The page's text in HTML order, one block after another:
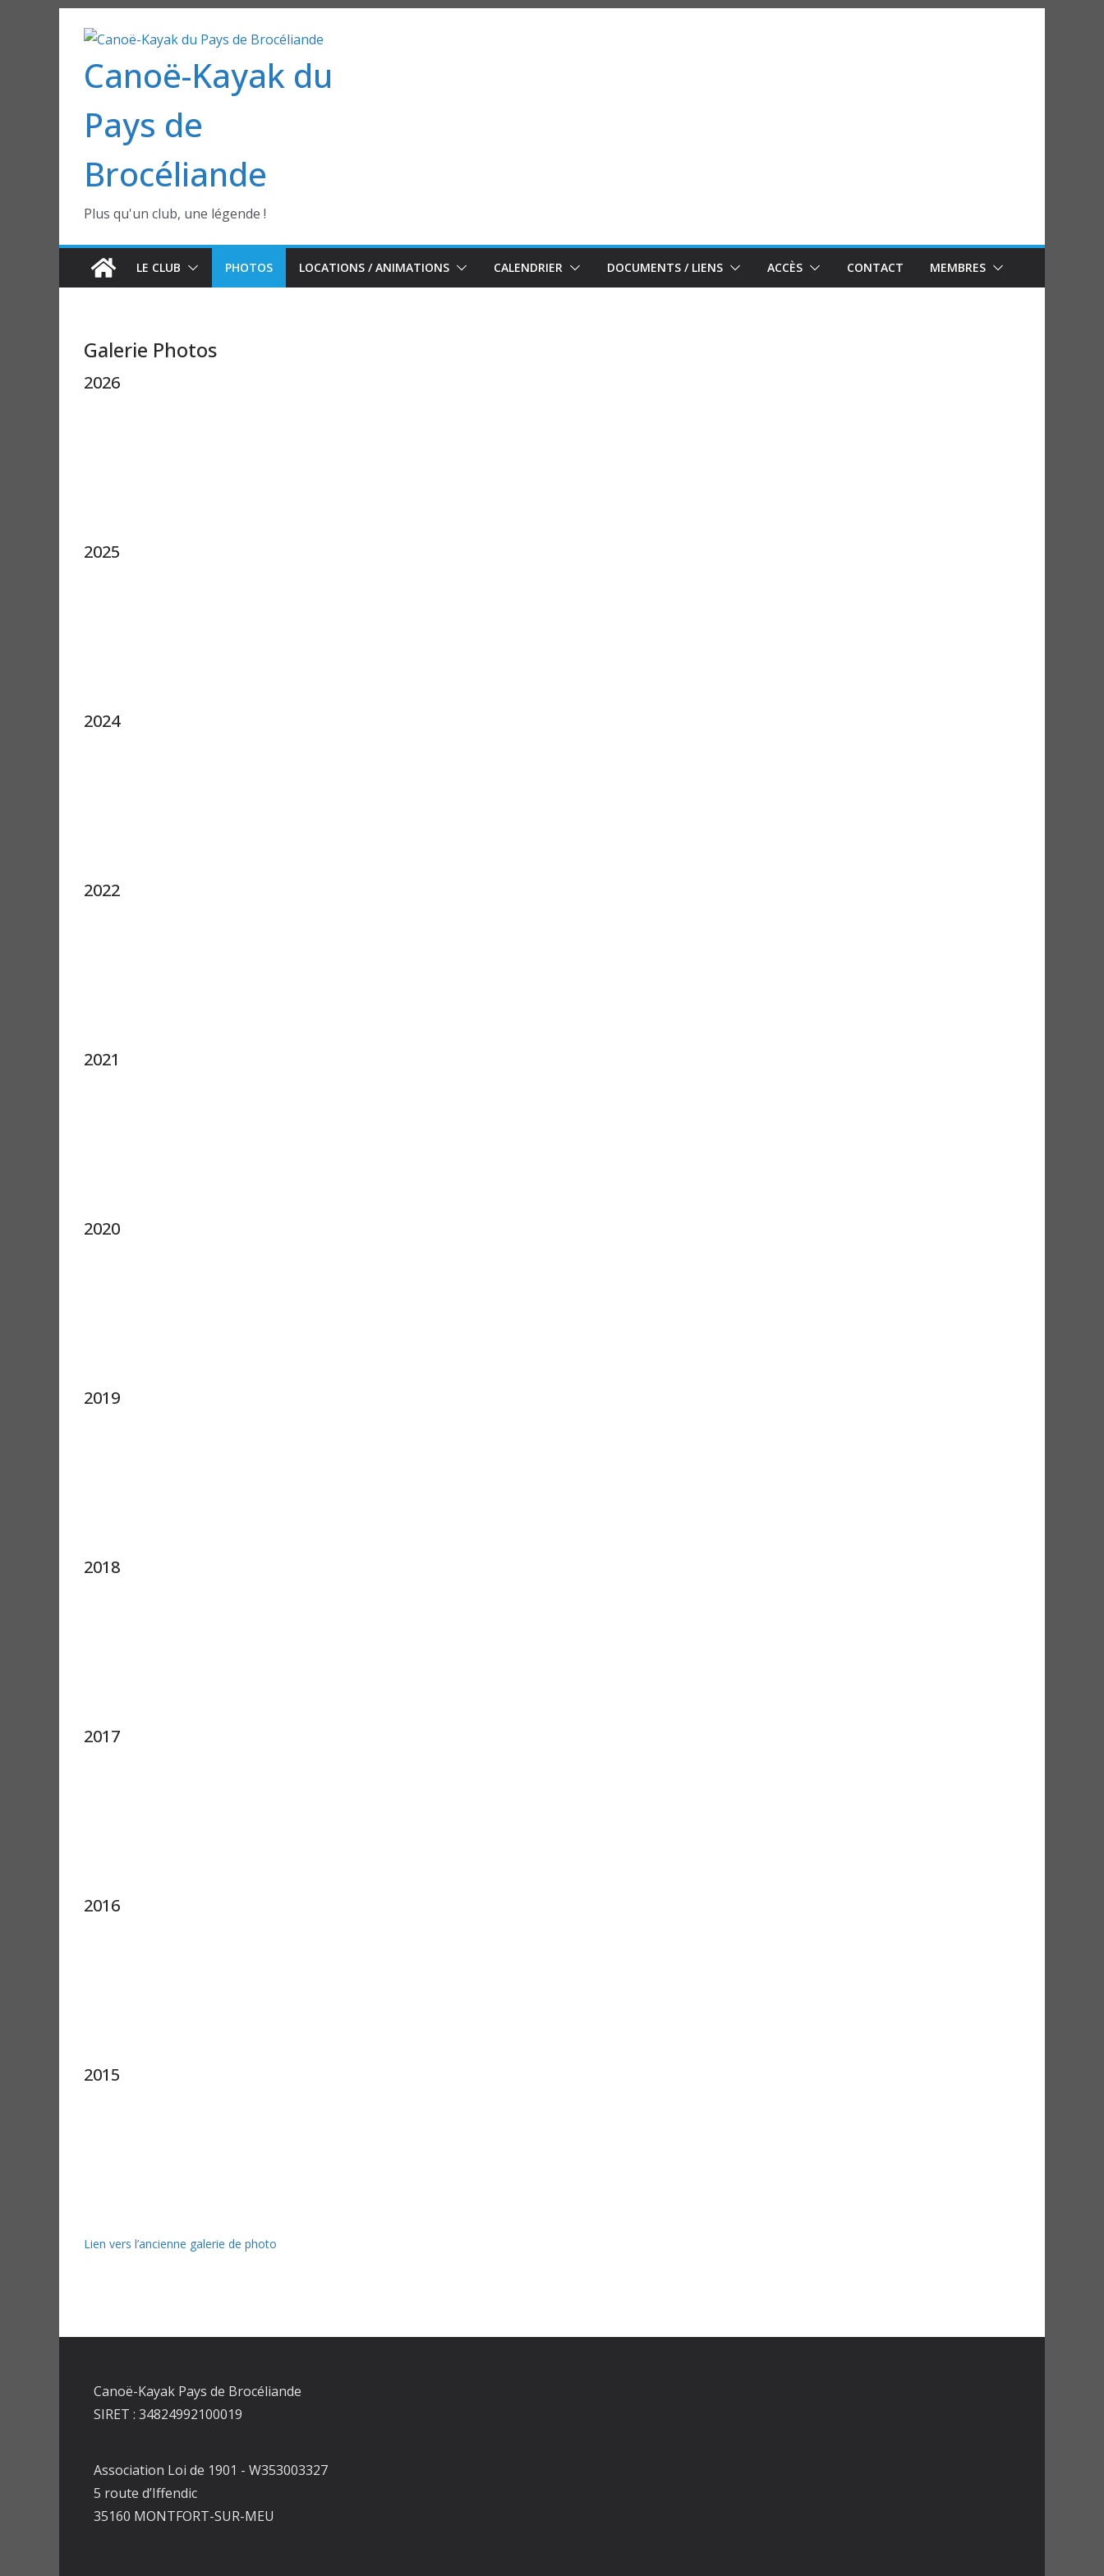
contenuCanoë-Kayak du
Pays de
Brocéliande
Plus qu'un club, une légende !
LE CLUB PHOTOS LOCATIONS / ANIMATIONS CALENDRIER DOCUMENTS / LIENS ACCÈS CONTACT MEMBRES
Galerie Photos
2026
2025
2024
2022
2021
2020
2019
2018
2017
2016
2015
Lien vers l’ancienne galerie de photo
Canoë-Kayak Pays de Brocéliande
SIRET : 34824992100019
Association Loi de 1901 - W353003327
5 route d’Iffendic
35160 MONTFORT-SUR-MEU